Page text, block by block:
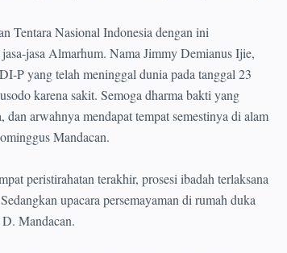
Tentara Nasional Indonesia dengan ini
jasa Almarhum. Nama Jimmy Demianus Ijie,
P yang telah meninggal dunia pada tanggal 23
karena sakit. Semoga dharma bakti yang
arwahnya mendapat tempat semestinya di alam
Mandacan.
peristirahatan terakhir, prosesi ibadah terlaksana
upacara persemayaman di rumah duka
Mandacan.